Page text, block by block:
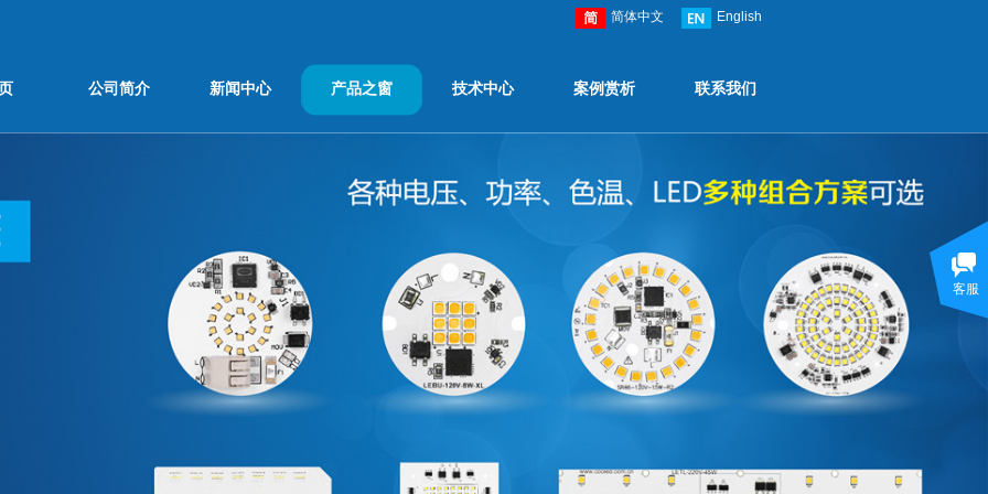
公司简介 新闻中心 产品之窗 技术中心 案例赏析 联系我们
简体中文 English
客服